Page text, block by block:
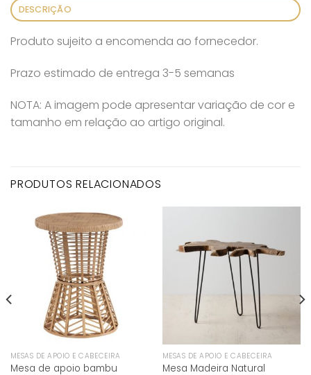
DESCRIÇÃO
Produto sujeito a encomenda ao fornecedor.
Prazo estimado de entrega 3-5 semanas
NOTA: A imagem pode apresentar variação de cor e
tamanho em relação ao artigo original.
PRODUTOS RELACIONADOS
MESAS DE APOIO E CABECEIRA
Mesa de apoio bambu
MESAS DE APOIO E CABECEIRA
Mesa Madeira Natural